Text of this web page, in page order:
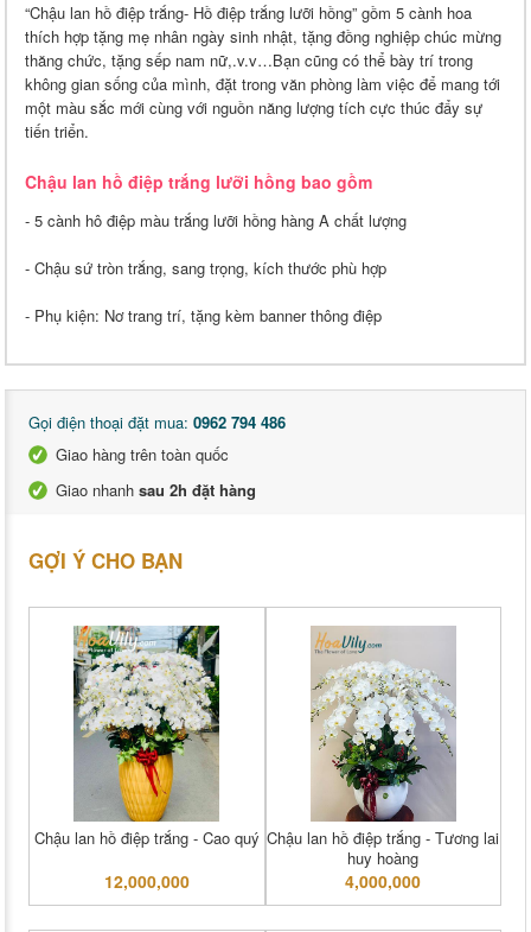
“Chậu lan hồ điệp trắng- Hồ điệp trắng lưỡi hồng” gồm 5 cành hoa
thích hợp tặng mẹ nhân ngày sinh nhật, tặng đồng nghiệp chúc mừng
thăng chức, tặng sếp nam nữ,.v.v…Bạn cũng có thể bày trí trong
không gian sống của mình, đặt trong văn phòng làm việc để mang tới
một màu sắc mới cùng với nguồn năng lượng tích cực thúc đẩy sự
tiến triển.
Chậu lan hồ điệp trắng lưỡi hồng bao gồm
- 5 cành hô điệp màu trắng lưỡi hồng hàng A chất lượng
- Chậu sứ tròn trắng, sang trọng, kích thước phù hợp
- Phụ kiện: Nơ trang trí, tặng kèm banner thông điệp
Gọi điện thoại đặt mua: 0962 794 486
Giao hàng trên toàn quốc
Giao nhanh sau 2h đặt hàng
GỢI Ý CHO BẠN
Chậu lan hồ điệp trắng - Cao quý
12,000,000
Chậu lan hồ điệp trắng - Tương lai
huy hoàng
4,000,000